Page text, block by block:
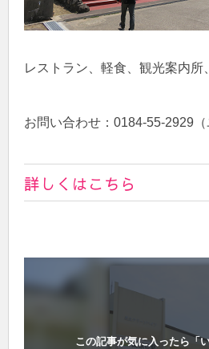
レストラン、軽食、観光案内所
お問い合わせ：0184-55-2929（
詳しくはこちら
この記事が気に入ったら「